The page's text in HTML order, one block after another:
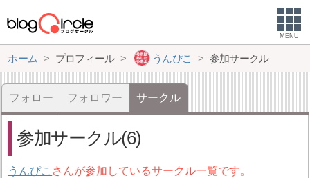
MENU
ホーム プロフィール うんぴこ 参加サークル
フォロー フォロワー サークル
参加サークル(6)
うんぴこ さんが参加しているサークル一覧です。